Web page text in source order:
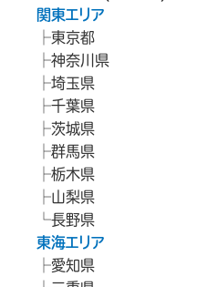
関東エリア
東京都
神奈川県
埼玉県
千葉県
茨城県
群馬県
栃木県
山梨県
長野県
東海エリア
愛知県